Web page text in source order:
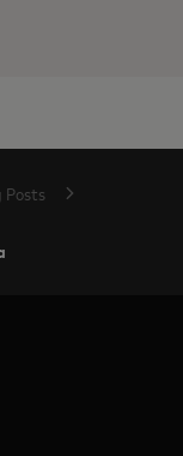
Posts